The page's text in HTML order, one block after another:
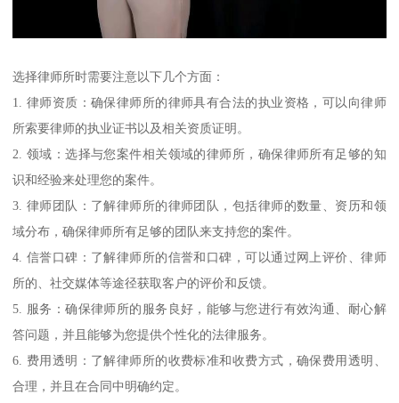
选择律师所时需要注意以下几个方面：
1. 律师资质：确保律师所的律师具有合法的执业资格，可以向律师
所索要律师的执业证书以及相关资质证明。
2. 领域：选择与您案件相关领域的律师所，确保律师所有足够的知
识和经验来处理您的案件。
3. 律师团队：了解律师所的律师团队，包括律师的数量、资历和领
域分布，确保律师所有足够的团队来支持您的案件。
4. 信誉口碑：了解律师所的信誉和口碑，可以通过网上评价、律师
所的、社交媒体等途径获取客户的评价和反馈。
5. 服务：确保律师所的服务良好，能够与您进行有效沟通、耐心解
答问题，并且能够为您提供个性化的法律服务。
6. 费用透明：了解律师所的收费标准和收费方式，确保费用透明、
合理，并且在合同中明确约定。